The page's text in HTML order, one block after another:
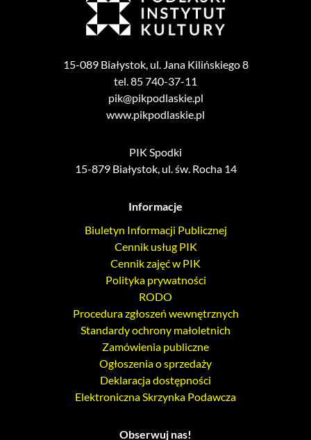
15-089 Białystok, ul. Jana Kilińskiego 8
tel. 85 740-37-11
pik@pikpodlaskie.pl
www.pikpodlaskie.pl
PIK Spodki
15-879 Białystok, ul. św. Rocha 14
Informacje
Biuletyn Informacji Publicznej
Cennik usług PIK
Cennik zajęć w PIK
Polityka prywatności
RODO
Procedura zgłoszeń wewnętrznych
Standardy ochrony małoletnich
Zamówienia publiczne
Ogłoszenia o sprzedaży
Deklaracja dostępności
Elektroniczna Skrzynka Podawcza
Obserwuj nas!